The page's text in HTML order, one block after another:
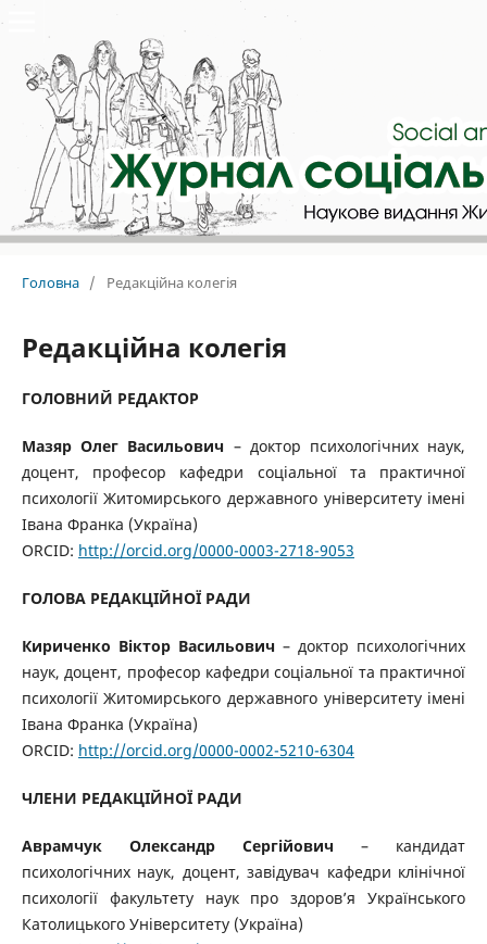
Головна / Редакційна колегія
Редакційна колегія
ГОЛОВНИЙ РЕДАКТОР
Мазяр Олег Васильович – доктор психологічних наук,
доцент, професор кафедри соціальної та практичної
психології Житомирського державного університету імені
Івана Франка (Україна)
ORCID: http://orcid.org/0000-0003-2718-9053
ГОЛОВА РЕДАКЦІЙНОЇ РАДИ
Кириченко Віктор Васильович – доктор психологічних
наук, доцент, професор кафедри соціальної та практичної
психології Житомирського державного університету імені
Івана Франка (Україна)
ORCID: http://orcid.org/0000-0002-5210-6304
ЧЛЕНИ РЕДАКЦІЙНОЇ РАДИ
Аврамчук Олександр Сергійович – кандидат
психологічних наук, доцент, завідувач кафедри клінічної
психології факультету наук про здоров’я Українського
Католицького Університету (Україна)